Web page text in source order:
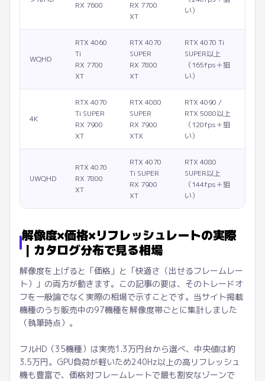
RX 7600
RX 7700
XT
い）
WQHD
RTX 4060
Ti
RX 7700
XT
RTX 4070
SUPER
RX 7800
XT
RTX 4070 Ti
SUPER以上
（165fps＋狙
い）
4K
RTX 4070
Ti SUPER
RX 7900
XT
RTX 4080
SUPER
RX 7900
XTX
RTX 4090 /
RTX 5080以上
（120fps＋狙
い）
UWQHD
RTX 4070
RX 7800
XT
RTX 4070
Ti SUPER
RX 7900
XT
RTX 4080
SUPER以上
（144fps＋狙
い）
解像度×価格×リフレッシュレートの実際
｜カタログ分布で見る相場
解像度を上げると「価格」と「快適さ（出せるフレームレー
ト）」の両方が動きます。この記事の要は、そのトレードオ
フを一般論でなく実際の相場で示すことです。当サイト掲載
機種のうち販売中の97機種を解像度帯ごとに集計しました
（執筆時点）。
フルHD（35機種）は実売1.3万円台から選べ、中央値は約
3.5万円。GPU負荷が軽いため240Hz以上の高リフレッシュ
機も豊富で、価格対フレームレートで最も割安なゾーンで